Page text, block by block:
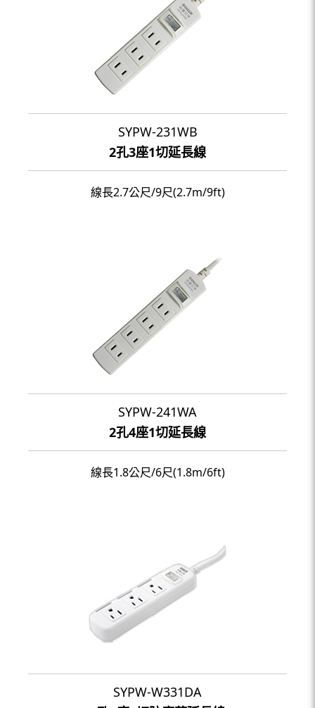
SYPW-231WB
2孔3座1切延長線
線長2.7公尺/9尺(2.7m/9ft)
SYPW-241WA
2孔4座1切延長線
線長1.8公尺/6尺(1.8m/6ft)
SYPW-W331DA